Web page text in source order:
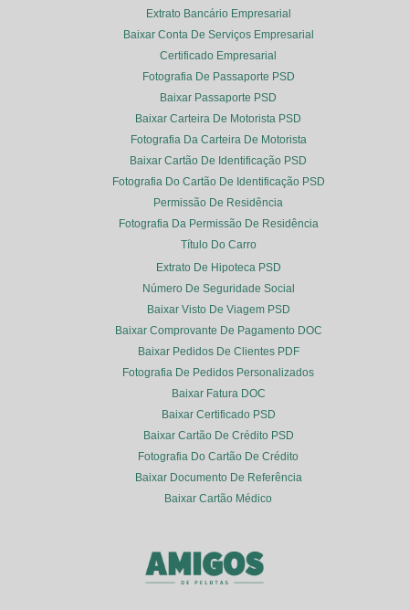
Extrato Bancário Empresarial
Baixar Conta De Serviços Empresarial
Certificado Empresarial
Fotografia De Passaporte PSD
Baixar Passaporte PSD
Baixar Carteira De Motorista PSD
Fotografia Da Carteira De Motorista
Baixar Cartão De Identificação PSD
Fotografia Do Cartão De Identificação PSD
Permissão De Residência
Fotografia Da Permissão De Residência
Título Do Carro
Extrato De Hipoteca PSD
Número De Seguridade Social
Baixar Visto De Viagem PSD
Baixar Comprovante De Pagamento DOC
Baixar Pedidos De Clientes PDF
Fotografia De Pedidos Personalizados
Baixar Fatura DOC
Baixar Certificado PSD
Baixar Cartão De Crédito PSD
Fotografia Do Cartão De Crédito
Baixar Documento De Referência
Baixar Cartão Médico